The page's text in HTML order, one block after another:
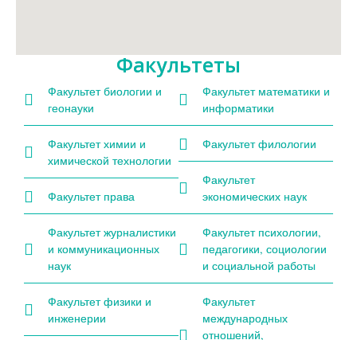
Факультеты
Факультет биологии и
геонауки
Факультет химии и
химической технологии
Факультет права
Факультет журналистики
и коммуникационных
наук
Факультет физики и
инженерии
Факультет математики и
информатики
Факультет филологии
Факультет
экономических наук
Факультет психологии,
педагогики, социологии
и социальной работы
Факультет
международных
отношений,